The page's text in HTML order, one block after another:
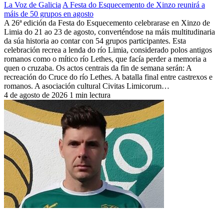
La Voz de Galicia A Festa do Esquecemento de Xinzo reunirá a
máis de 50 grupos en agosto
A 26ª edición da Festa do Esquecemento celebrarase en Xinzo de
Limia do 21 ao 23 de agosto, converténdose na máis multitudinaria
da súa historia ao contar con 54 grupos participantes. Esta
celebración recrea a lenda do río Limia, considerado polos antigos
romanos como o mítico río Lethes, que facía perder a memoria a
quen o cruzaba. Os actos centrais da fin de semana serán: A
recreación do Cruce do río Lethes. A batalla final entre castrexos e
romanos. A asociación cultural Civitas Limicorum…
4 de agosto de 2026 1 min lectura